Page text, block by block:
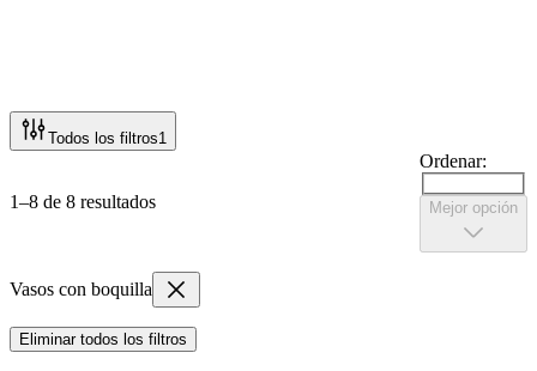
Todos los filtros1
1–8 de 8 resultados
Ordenar:
Mejor opción
Vasos con boquilla
Eliminar todos los filtros